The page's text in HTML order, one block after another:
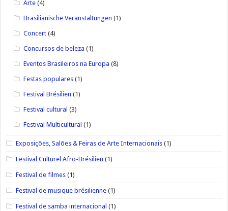
Arte (4)
Brasilianische Veranstaltungen (1)
Concert (4)
Concursos de beleza (1)
Eventos Brasileiros na Europa (8)
Festas populares (1)
Festival Brésilien (1)
Festival cultural (3)
Festival Multicultural (1)
Exposições, Salões & Feiras de Arte Internacionais (1)
Festival Culturel Afro-Brésilien (1)
Festival de filmes (1)
Festival de musique brésilienne (1)
Festival de samba internacional (1)